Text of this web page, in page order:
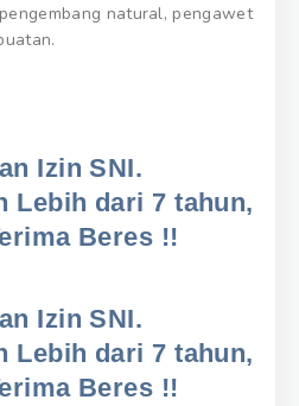
natural, pengawet
Izin SNI.
Lebih dari 7 tahun,
Beres !!
Izin SNI.
Lebih dari 7 tahun,
Beres !!